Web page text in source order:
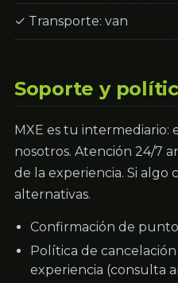
✓ Transporte: van
Soporte y
MXE es tu
nosotros. Atención 24/7
de la experiencia. Si algo
alternativas.
Confirmación de
Política de
experiencia (consulta